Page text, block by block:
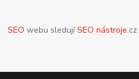
SEO webu sledujíSEO nástroje.cz